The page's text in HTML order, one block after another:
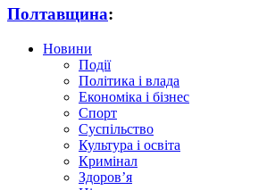
Полтавщина:
Новини
Події
Політика і влада
Економіка і бізнес
Спорт
Суспільство
Культура і освіта
Кримінал
Здоров’я